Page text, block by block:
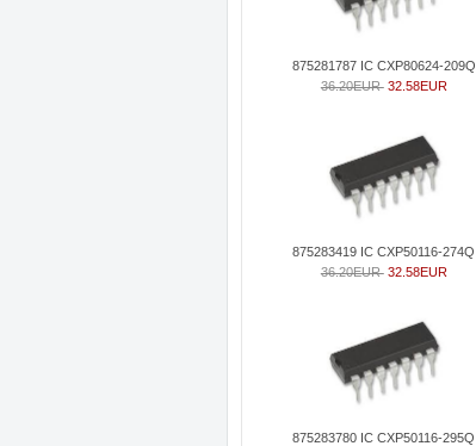
875281787 IC CXP80624-209Q
36.20EUR 32.58EUR
875283419 IC CXP50116-274Q
36.20EUR 32.58EUR
875283780 IC CXP50116-295Q